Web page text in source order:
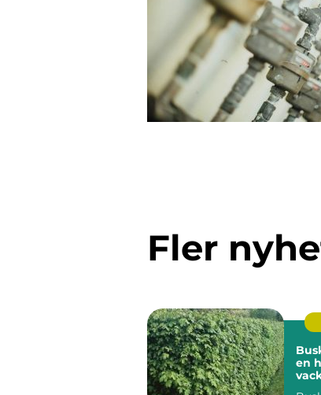
Fler
Buskar
en